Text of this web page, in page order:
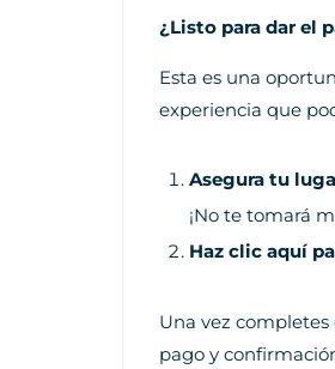
¿Listo para dar el
Esta es una
experiencia que
Asegura tu
¡No te tomará
Haz clic aquí
Una vez
pago y